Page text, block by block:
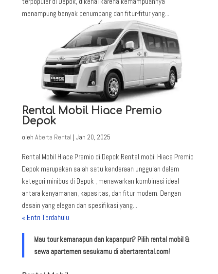
menampung banyak penumpang dan fitur-fitur yang...
Rental Mobil Hiace Premio
Depok
oleh Aberta Rental | Jan 20, 2025
Rental Mobil Hiace Premio di Depok Rental mobil Hiace Premio
Depok merupakan salah satu kendaraan unggulan dalam
kategori minibus di Depok , menawarkan kombinasi ideal
antara kenyamanan, kapasitas, dan fitur modern. Dengan
desain yang elegan dan spesifikasi yang...
« Entri Terdahulu
Mau tour kemanapun dan kapanpun? Pilih rental mobil &
sewa apartemen sesukamu di abertarental.com!